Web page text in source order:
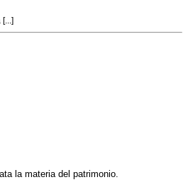
la materia del patrimonio.